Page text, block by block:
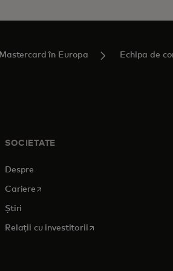
Mastercard în Europa Echipa de
SOCIETATE
Despre
Cariere opens in a new tab
Știri
Relații cu investitoriiopens in a new tab